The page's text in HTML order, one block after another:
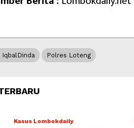
IqbalDinda Polres Loteng
Kasus Lombokdaily